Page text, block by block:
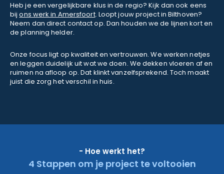
Heb je een vergelijkbare klus in de regio? Kijk dan ook eens
bijons werk in Amersfoort. Loopt jouw project in Bilthoven?
Neem dan direct contact op. Dan houden we de lijnen kort en
de planning helder.
Onze focus ligt op kwaliteit en vertrouwen. We werken netjes
en leggen duidelijk uit wat we doen. We dekken vloeren af en
ruimen na afloop op. Dat klinkt vanzelfsprekend. Toch maakt
juist die zorg het verschil in huis.
- Hoe werkt het?
4 Stappen om je project te voltooien